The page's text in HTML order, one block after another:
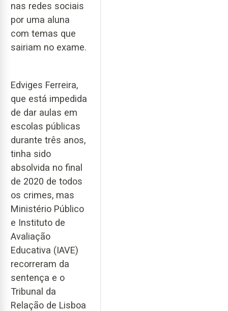
nas redes sociais
por uma aluna
com temas que
sairiam no exame.
Edviges Ferreira,
que está impedida
de dar aulas em
escolas públicas
durante três anos,
tinha sido
absolvida no final
de 2020 de todos
os crimes, mas
Ministério Público
e Instituto de
Avaliação
Educativa (IAVE)
recorreram da
sentença e o
Tribunal da
Relação de Lisboa